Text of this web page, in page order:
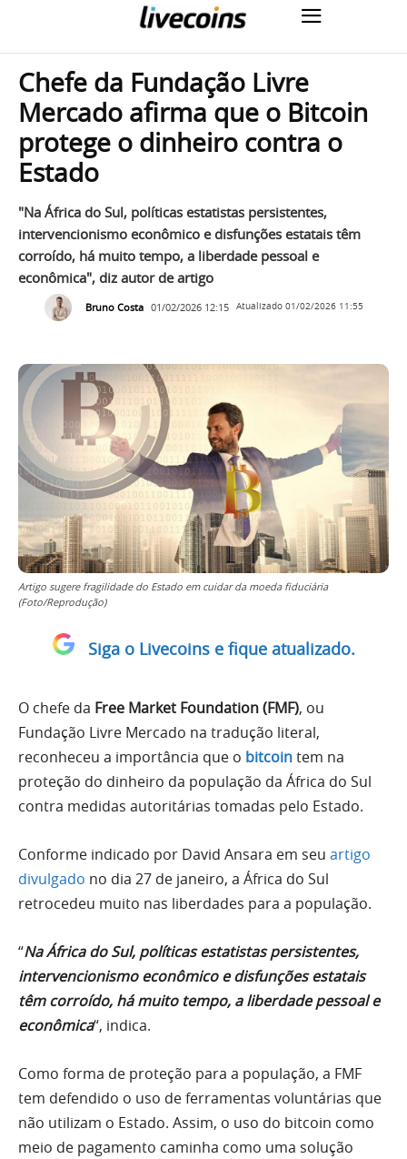
Chefe da Fundação Livre
Mercado afirma que o Bitcoin
protege o dinheiro contra o
Estado
"Na África do Sul, políticas estatistas persistentes,
intervencionismo econômico e disfunções estatais têm
corroído, há muito tempo, a liberdade pessoal e
econômica", diz autor de artigo
Bruno Costa 01/02/2026 12:15 Atualizado 01/02/2026 11:55
Artigo sugere fragilidade do Estado em cuidar da moeda fiduciária
(Foto/Reprodução)
Siga o Livecoins e fique atualizado.
O chefe da Free Market Foundation (FMF), ou
Fundação Livre Mercado na tradução literal,
reconheceu a importância que o bitcointem na
proteção do dinheiro da população da África do Sul
contra medidas autoritárias tomadas pelo Estado.
Conforme indicado por David Ansara em seu artigo
divulgado no dia 27 de janeiro, a África do Sul
retrocedeu muito nas liberdades para a população.
“Na África do Sul, políticas estatistas persistentes,
intervencionismo econômico e disfunções estatais
têm corroído, há muito tempo, a liberdade pessoal e
econômica“, indica.
Como forma de proteção para a população, a FMF
tem defendido o uso de ferramentas voluntárias que
não utilizam o Estado. Assim, o uso do bitcoin como
meio de pagamento caminha como uma solução